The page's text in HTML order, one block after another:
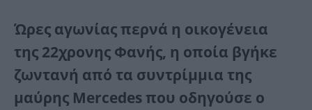
Ώρες αγωνίας περνά η οικογένεια
της 22χρονης Φανής, η οποία βγήκε
ζωντανή από τα συντρίμμια της
μαύρης Mercedes που οδηγούσε ο